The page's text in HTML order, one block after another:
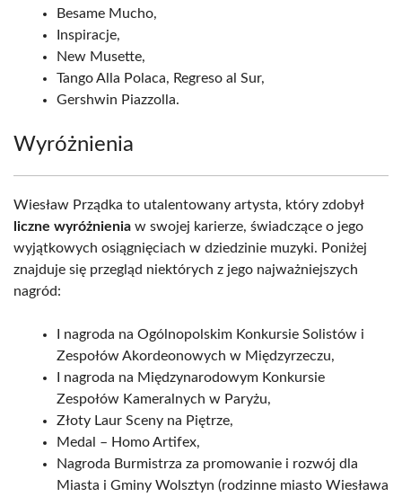
Besame Mucho,
Inspiracje,
New Musette,
Tango Alla Polaca, Regreso al Sur,
Gershwin Piazzolla.
Wyróżnienia
Wiesław Prządka to utalentowany artysta, który zdobył
liczne wyróżnienia w swojej karierze, świadczące o jego
wyjątkowych osiągnięciach w dziedzinie muzyki. Poniżej
znajduje się przegląd niektórych z jego najważniejszych
nagród:
I nagroda na Ogólnopolskim Konkursie Solistów i
Zespołów Akordeonowych w Międzyrzeczu,
I nagroda na Międzynarodowym Konkursie
Zespołów Kameralnych w Paryżu,
Złoty Laur Sceny na Piętrze,
Medal – Homo Artifex,
Nagroda Burmistrza za promowanie i rozwój dla
Miasta i Gminy Wolsztyn (rodzinne miasto Wiesława